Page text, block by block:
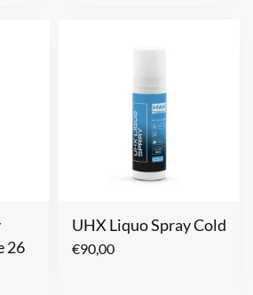
26
UHX Liquo Spray Cold
€90,00